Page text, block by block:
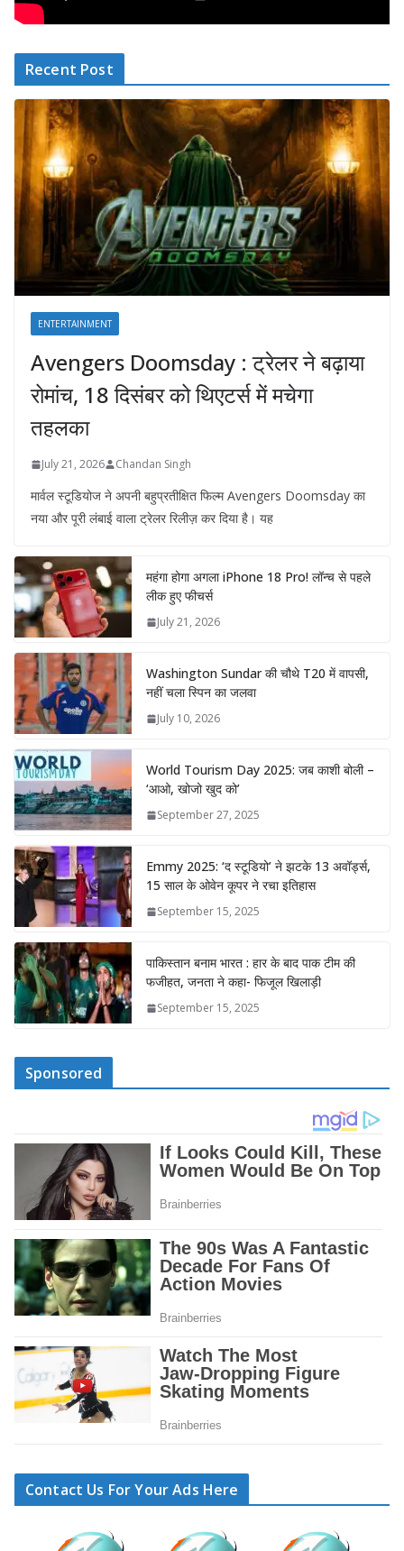
Recent Post
ENTERTAINMENT
Avengers Doomsday : ट्रेलर ने बढ़ाया
रोमांच, 18 दिसंबर को थिएटर्स में मचेगा
तहलका
July 21, 2026 Chandan Singh
मार्वल स्टूडियोज ने अपनी बहुप्रतीक्षित फिल्म Avengers Doomsday का
नया और पूरी लंबाई वाला ट्रेलर रिलीज़ कर दिया है। यह
महंगा होगा अगला iPhone 18 Pro! लॉन्च से पहले
लीक हुए फीचर्स
July 21, 2026
Washington Sundar की चौथे T20 में वापसी,
नहीं चला स्पिन का जलवा
July 10, 2026
World Tourism Day 2025: जब काशी बोली –
‘आओ, खोजो खुद को’
September 27, 2025
Emmy 2025: ‘द स्टूडियो’ ने झटके 13 अवॉर्ड्स,
15 साल के ओवेन कूपर ने रचा इतिहास
September 15, 2025
पाकिस्तान बनाम भारत : हार के बाद पाक टीम की
फजीहत, जनता ने कहा- फिजूल खिलाड़ी
September 15, 2025
Sponsored
Contact Us For Your Ads Here